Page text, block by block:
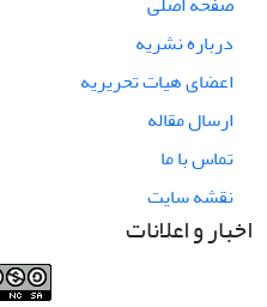
درباره نشریه
اعضای هیات تحریریه
ارسال مقاله
تماس با ما
نقشه سایت
اخبار و اعلانات